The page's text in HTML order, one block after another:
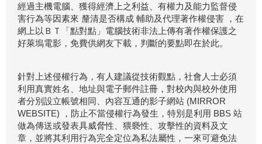
經過主機電腦、獲得經濟上之利益、有權力及能力監督侵
害行為等因素來 釐清是否構成 輔助及代理著作權侵害 ，在
網上以ＢＴ「點對點」電腦技術非法上傳有著作權保護之
好萊塢電影，免費供網友下載，判斷的要點即在於此。
針對上述侵權行為，有人建議從技術觀點，社會人士必須
利用真實姓名、地址與電子郵件註冊，對校內與校外使用
者分別設立帳號相同、內容互通的影子網站 (MIRROR
WEBSITE) ，防止不當侵權行為發生，特別是利用 BBS 站
做為傳送或發表具威脅性、猥褻性、攻擊性的資料及文
章，並將其利用行為完全定位為私法屬性，一來可避免法